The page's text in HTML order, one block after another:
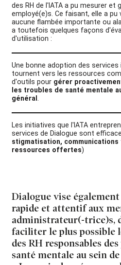
des RH de l'IATA a pu mesurer et
employé(e)s. Ce faisant, elle a pu
aucune flambée importante ou
a toutefois quelques façons
d'utilisation :
Une bonne adoption des services
tournent vers les ressources
d'outils pour gérer
les troubles de santé mentale
général
Les initiatives que l'IATA
services de Dialogue sont
stigmatisation,
ressources offertes)
Dialogue vise
rapide et attentif aux
administrateur(-trice)s,
faciliter le plus possible
des RH responsables
santé mentale au sein